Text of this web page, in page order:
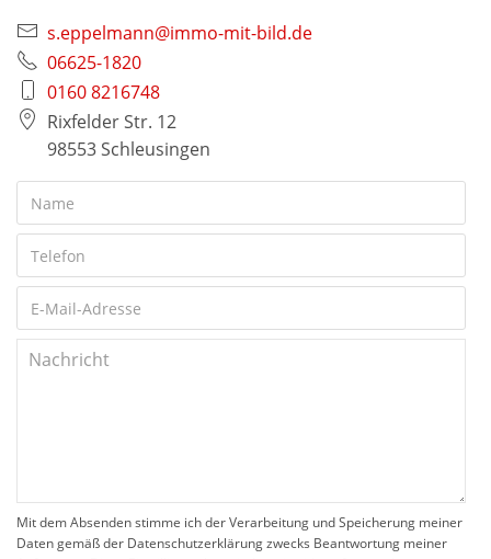
s.eppelmann@immo-mit-bild.de
06625-1820
0160 8216748
Rixfelder Str. 12
98553 Schleusingen
Mit dem Absenden stimme ich der Verarbeitung und Speicherung meiner
Daten gemäß der Datenschutzerklärung zwecks Beantwortung meiner